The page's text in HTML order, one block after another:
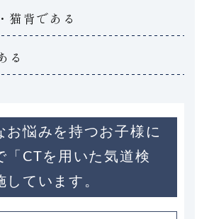
猫背である
る
お悩みを持つお子様に
「CTを用いた気道検
しています。